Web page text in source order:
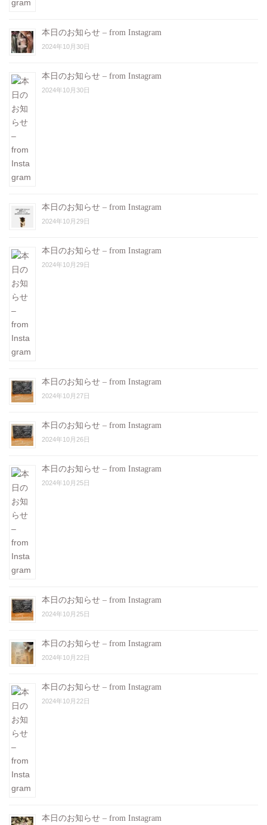
本日のお知らせ – from Instagram
2024年10月30日
本日のお知らせ – from Instagram
2024年10月30日
本日のお知らせ – from Instagram
2024年10月29日
本日のお知らせ – from Instagram
2024年10月29日
本日のお知らせ – from Instagram
2024年10月27日
本日のお知らせ – from Instagram
2024年10月26日
本日のお知らせ – from Instagram
2024年10月25日
本日のお知らせ – from Instagram
2024年10月25日
本日のお知らせ – from Instagram
2024年10月22日
本日のお知らせ – from Instagram
2024年10月22日
本日のお知らせ – from Instagram